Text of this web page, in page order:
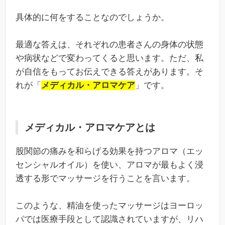
具体的に何をすることなのでしょうか。
最適な答えは、それぞれの患者さんの身体の状態
や病状などで変わってくると思います。ただ、私
が自信をもってお伝えできる答えがあります。そ
れが「 メディカル・アロマケア 」です。
メディカル・アロマケアとは
股関節の痛みを和らげる効果を持つアロマ（エッ
センシャルオイル）を使い、アロマが最もよく浸
透する形でマッサージを行うことを言います。
このような、精油を使ったマッサージはヨーロッ
パでは医療手段として認識されていますが、リハ